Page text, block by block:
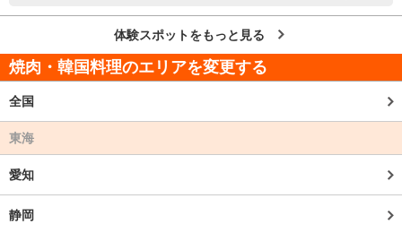
体験スポットをもっと見る
焼肉・韓国料理のエリアを変更する
全国
東海
愛知
静岡